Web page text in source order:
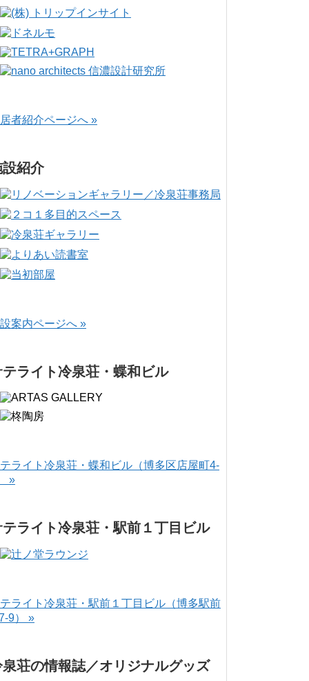
者紹介ページへ »
設紹介
案内ページへ »
テライト冷泉荘・蝶和ビル
ライト冷泉荘・蝶和ビル（博多区店屋町4-
»
テライト冷泉荘・駅前１丁目ビル
ライト冷泉荘・駅前１丁目ビル（博多駅前
9） »
泉荘の情報誌／オリジナルグッズ